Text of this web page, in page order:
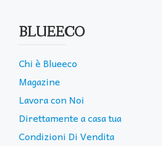
BLUEECO
Chi è Blueeco
Magazine
Lavora con Noi
Direttamente a casa tua
Condizioni Di Vendita